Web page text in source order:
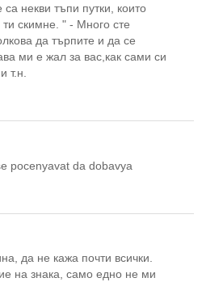
некви тъпи путки, които
скимне. " - Много сте
да търпите и да се
ми е жал за вас,как сами си
т.н.
pocenyavat da dobavya
да не кажа почти всички.
на знака, само едно не ми